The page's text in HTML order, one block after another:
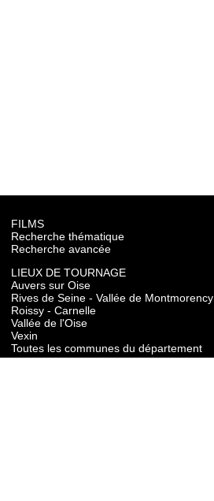
FILMS
Recherche thématique
Recherche avancée
LIEUX DE TOURNAGE
Auvers sur Oise
Rives de Seine - Vallée de Montmorency
Roissy - Carnelle
Vallée de l'Oise
Vexin
Toutes les communes du département